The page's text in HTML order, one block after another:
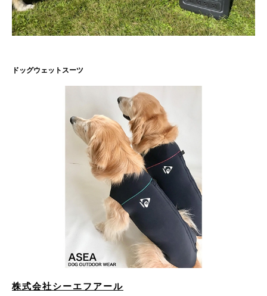
ドッグウェットスーツ
株式会社シーエフアール